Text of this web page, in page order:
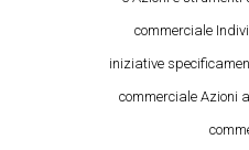
commerciale
iniziative
commerciale Azioni